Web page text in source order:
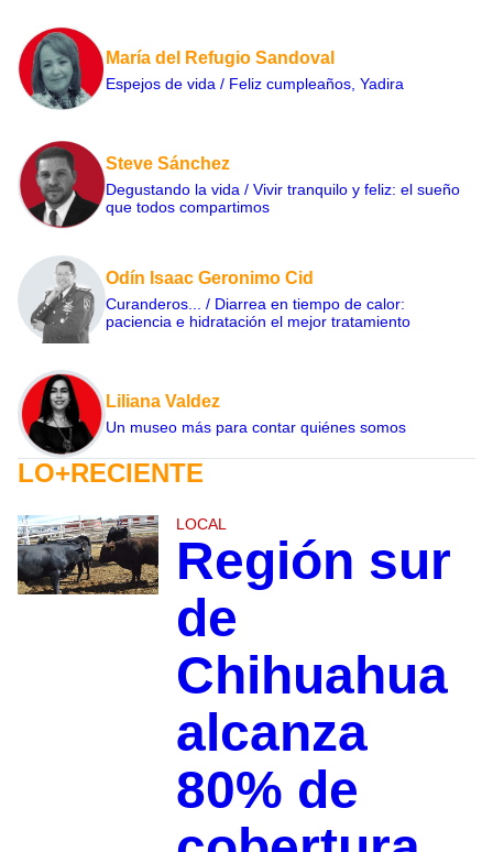
María del Refugio Sandoval
Espejos de vida / Feliz cumpleaños, Yadira
Steve Sánchez
Degustando la vida / Vivir tranquilo y feliz: el sueño
que todos compartimos
Odín Isaac Geronimo Cid
Curanderos... / Diarrea en tiempo de calor:
paciencia e hidratación el mejor tratamiento
Liliana Valdez
Un museo más para contar quiénes somos
LO+RECIENTE
LOCAL
Región sur
de
Chihuahua
alcanza
80% de